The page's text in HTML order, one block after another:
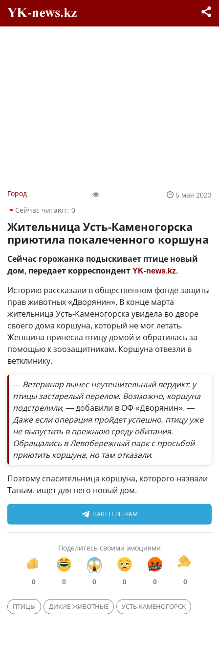
Город
5 мая 2023
Сейчас читают: 0
Жительница Усть-Каменогорска
приютила покалеченного коршуна
Сейчас горожанка подыскивает птице новый
дом, передает корреспондентYK-news.kz.
Историю рассказали в общественном фонде защиты
прав животных «Дворянин». В конце марта
жительница Усть-Каменогорска увидела во дворе
своего дома коршуна, который не мог летать.
Женщина принесла птицу домой и обратилась за
помощью к зоозащитникам. Коршуна отвезли в
ветклинику.
— Ветеринар вынес неутешительный вердикт: у
птицы застарелый перелом. Возможно, коршуна
подстрелили, —добавили в ОФ «Дворянин». —
Даже если операция пройдет успешно, птицу уже
не выпустить в прежнюю среду обитания.
Обращались в Левобережный парк с просьбой
приютить коршуна, но там отказали.
Поэтому спасительница коршуна, которого назвали
Таным, ищет для него новый дом.
НАШ ТЕЛЕГРАМ
Поделитесь своими эмоциями
0 0 0 0 0 0
ПТИЦЫ ДИКИЕ ЖИВОТНЫЕ УСТЬ-КАМЕНОГОРСК